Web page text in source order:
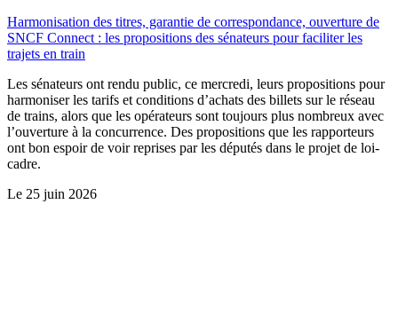
Harmonisation des titres, garantie de correspondance, ouverture de
SNCF Connect : les propositions des sénateurs pour faciliter les
trajets en train
Les sénateurs ont rendu public, ce mercredi, leurs propositions pour
harmoniser les tarifs et conditions d’achats des billets sur le réseau
de trains, alors que les opérateurs sont toujours plus nombreux avec
l’ouverture à la concurrence. Des propositions que les rapporteurs
ont bon espoir de voir reprises par les députés dans le projet de loi-
cadre.
Le 25 juin 2026